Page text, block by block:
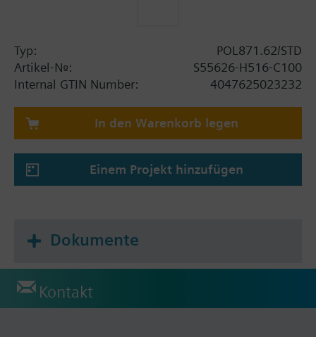
Typ:
POL871.62/STD
Artikel-Nr.:
S55626-H516-C100
Internal GTIN Number:
4047625023232
In den Warenkorb legen
Einem Projekt hinzufügen
Dokumente
Kontakt